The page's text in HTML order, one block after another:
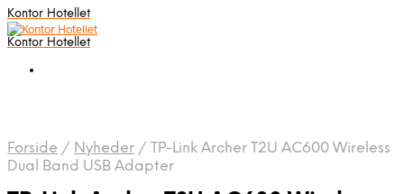
Kontor Hotellet
Kontor Hotellet
Forside / Nyheder / TP-Link Archer T2U AC600 Wireless
Dual Band USB Adapter